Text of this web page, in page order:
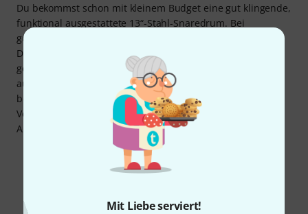
Mit Liebe serviert!
Du bekommst schon mit kleinem Budget eine gut klingende,
funktional ausgestattete 13“-Stahl-Snaredrum. Bei
günstigen Modellen sind meistens etwas einfachere
Drumfelle und Snareteppiche dabei, die du aber später
gegen 13“-Snarefelle oder 13“-Snareteppiche deiner Wahl
austauschen kannst. Snares der Mittel- und Oberklasse
besitzen hingegen „aus dem Karton“ hochwertige
Verschleißteile, Kessel und Hardware-Komponenten wie
Abhebungen, Spannreifen und Böckchen.